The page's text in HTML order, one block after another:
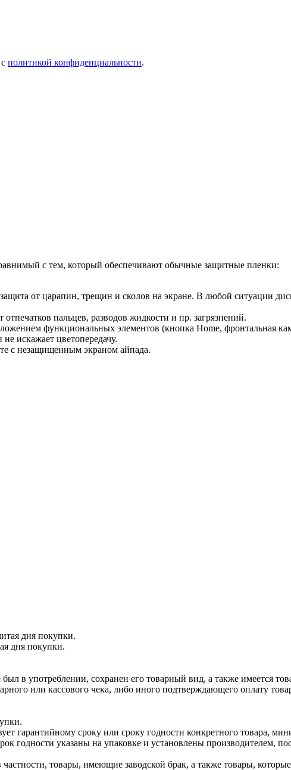
политикой конфиденциальности.
с тем, который обеспечивают обычные защитные пленки:
от царапин, трещин и сколов на экране. В любой ситуации
пальцев, разводов жидкости и пр. загрязнений.
функциональных элементов (кнопка Home, фронтальная
искажает цветопередачу.
с незащищенным экраном айпада.
дня покупки.
дня покупки.
в употреблении, сохранен его товарный вид, а также имеется
или кассового чека, либо иного подтверждающего оплату
гарантийному сроку или сроку годности конкретного товара,
годности указаны на упаковке и установлены производителем,
товары, имеющие заводской брак, а также товары,